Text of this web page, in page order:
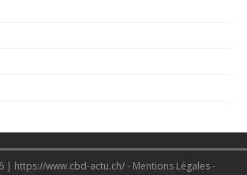
| https://www.cbd-actu.ch/ - Mentions Légales -